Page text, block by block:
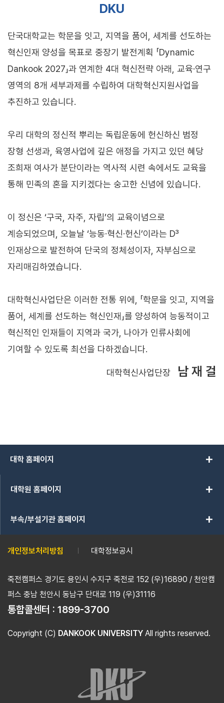
DKU
단국대학교는 학문을 잇고, 지역을 품어, 세계를 선도하는
혁신인재 양성을 목표로 중장기 발전계획 「Dynamic
Dankook 2027」과 연계한 4대 혁신전략 아래, 교육·연구
영역의 8개 세부과제를 수립하여 대학혁신지원사업을
추진하고 있습니다.
우리 대학의 정신적 뿌리는 독립운동에 헌신하신 범정
장형 선생과, 육영사업에 깊은 애정을 가지고 있던 혜당
조희재 여사가 분단이라는 역사적 시련 속에서도 교육을
통해 민족의 혼을 지키겠다는 숭고한 신념에 있습니다.
이 정신은 ‘구국, 자주, 자립’의 교육이념으로
계승되었으며, 오늘날 ‘능동·혁신·헌신’이라는 D³
인재상으로 발전하여 단국의 정체성이자, 자부심으로
자리매김하였습니다.
대학혁신사업단은 이러한 전통 위에, 「학문을 잇고, 지역을
품어, 세계를 선도하는 혁신인재」를 양성하여 능동적이고
혁신적인 인재들이 지역과 국가, 나아가 인류사회에
기여할 수 있도록 최선을 다하겠습니다.
대학혁신사업단장 남 재 걸
대학 홈페이지 add
대학원 홈페이지 add
부속/부설기관 홈페이지 add
개인정보처리방침 대학정보공시
죽전캠퍼스 경기도 용인시 수지구 죽전로 152 (우)16890 / 천안캠
퍼스 충남 천안시 동남구 단대로 119 (우)31116
통합콜센터 : 1899-3700
Copyright (C) DANKOOK UNIVERSITY All rights reserved.